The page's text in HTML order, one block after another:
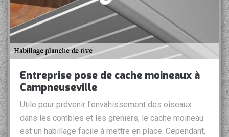
Entreprise pose de cache moineaux à
Campneuseville
Utile pour prévenir l’envahissement des oiseaux
dans les combles et les greniers, le cache moineau
est un habillage facile à mettre en place. Cependant,